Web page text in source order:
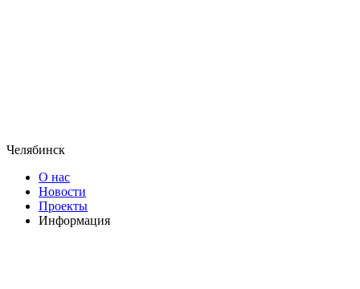
Челябинск
О нас
Новости
Проекты
Информация